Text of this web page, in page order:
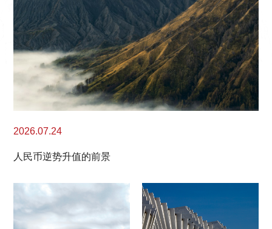
2026.07.24
人民币逆势升值的前景